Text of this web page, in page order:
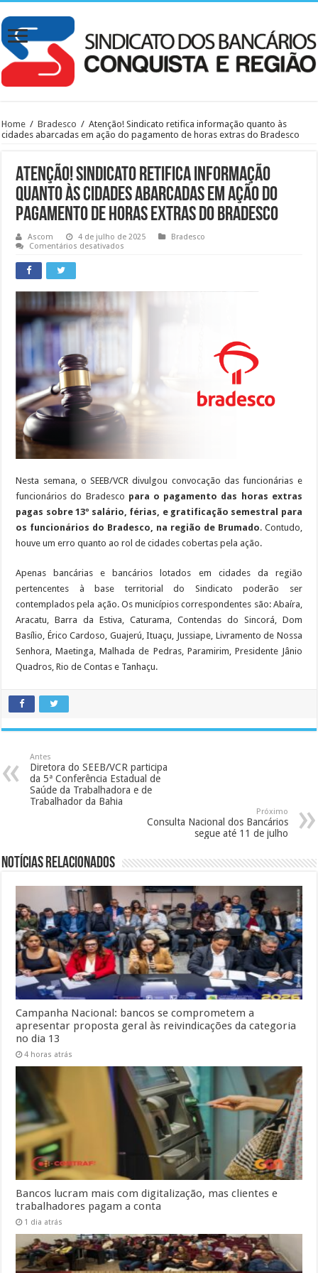
Home / Bradesco / Atenção! Sindicato retifica informação quanto às
cidades abarcadas em ação do pagamento de horas extras do Bradesco
Atenção! Sindicato retifica informação
quanto às cidades abarcadas em ação do
pagamento de horas extras do Bradesco
Ascom 4 de julho de 2025
Bradesco
Comentários desativados
quanto
cidades
abarcadas
horas
Nesta semana, o SEEB/VCR divulgou convocação das funcionárias e
funcionários do Bradesco para o pagamento das horas extras
pagas sobre 13º salário, férias, e gratificação semestral para
os funcionários do Bradesco, na região de Brumado. Contudo,
houve um erro quanto ao rol de cidades cobertas pela ação.
Apenas bancárias e bancários lotados em cidades da região
pertencentes à base territorial do Sindicato poderão ser
contemplados pela ação. Os municípios correspondentes são: Abaíra,
Aracatu, Barra da Estiva, Caturama, Contendas do Sincorá, Dom
Basílio, Érico Cardoso, Guajerú, Ituaçu, Jussiape, Livramento de Nossa
Senhora, Maetinga, Malhada de Pedras, Paramirim, Presidente Jânio
Quadros, Rio de Contas e Tanhaçu.
Antes
Diretora do SEEB/VCR participa
da 5ª Conferência Estadual de
Saúde da Trabalhadora e de
Trabalhador da Bahia
Próximo
Consulta Nacional dos Bancários
segue até 11 de julho
Notícias Relacionados
Campanha Nacional: bancos se comprometem a
apresentar proposta geral às reivindicações da categoria
no dia 13
4 horas atrás
Bancos lucram mais com digitalização, mas clientes e
trabalhadores pagam a conta
1 dia atrás